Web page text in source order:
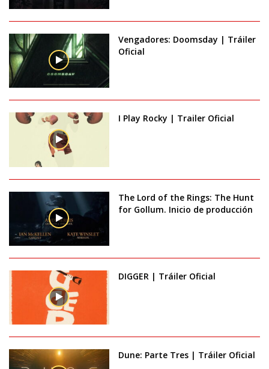
Vengadores: Doomsday | Tráiler
Oficial
I Play Rocky | Trailer Oficial
The Lord of the Rings: The Hunt
for Gollum. Inicio de producción
DIGGER | Tráiler Oficial
Dune: Parte Tres | Tráiler Oficial